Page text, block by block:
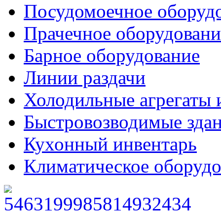
Посудомоечное
Прачечное
Барное оборудование
Линии раздачи
Холодильные агрегаты
Быстровозводимые
Кухонный инвентарь
Климатическое